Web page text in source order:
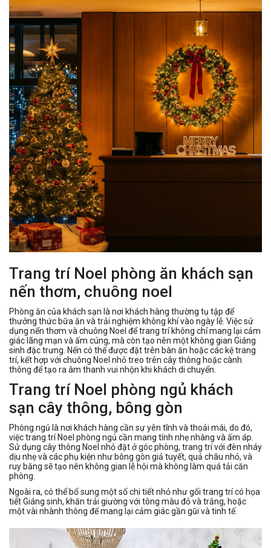
Trang trí Noel phòng ăn khách sạn
nến thơm, chuông noel
Phòng ăn của khách sạn là nơi khách hàng thường tụ tập để
thưởng thức bữa ăn và trải nghiệm không khí vào ngày lễ. Việc sử
dụng nến thơm và chuông Noel để trang trí không chỉ mang lại cảm
giác lãng mạn và ấm cúng, mà còn tạo nên một không gian Giáng
sinh đặc trưng. Nến có thể được đặt trên bàn ăn hoặc các kệ trang
trí, kết hợp với chuông Noel nhỏ treo trên cây thông hoặc cành
thông để tạo ra âm thanh vui nhộn khi khách di chuyển.
Trang trí Noel phòng ngủ khách
sạn cây thông, bông gòn
Phòng ngủ là nơi khách hàng cần sự yên tĩnh và thoải mái, do đó,
việc trang trí Noel phòng ngủ cần mang tính nhẹ nhàng và ấm áp.
Sử dụng cây thông Noel nhỏ đặt ở góc phòng, trang trí với đèn nháy
dịu nhẹ và các phụ kiện như bông gòn giả tuyết, quả châu nhỏ, và
ruy băng sẽ tạo nên không gian lễ hội mà không làm quá tải căn
phòng.
Ngoài ra, có thể bổ sung một số chi tiết nhỏ như gối trang trí có họa
tiết Giáng sinh, khăn trải giường với tông màu đỏ và trắng, hoặc
một vài nhành thông để mang lại cảm giác gần gũi và tinh tế.